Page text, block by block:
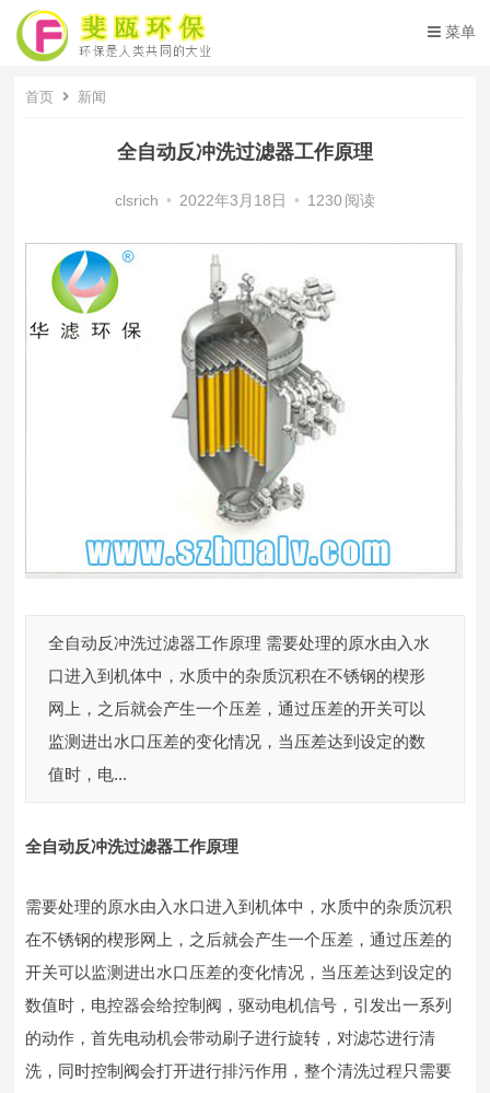
菜单
首页 新闻
全自动反冲洗过滤器工作原理
clsrich • 2022年3月18日 • 1230 阅读
全自动反冲洗过滤器工作原理 需要处理的原水由入水
口进入到机体中，水质中的杂质沉积在不锈钢的楔形
网上，之后就会产生一个压差，通过压差的开关可以
监测进出水口压差的变化情况，当压差达到设定的数
值时，电...
全自动反冲洗过滤器工作原理
需要处理的原水由入水口进入到机体中，水质中的杂质沉积
在不锈钢的楔形网上，之后就会产生一个压差，通过压差的
开关可以监测进出水口压差的变化情况，当压差达到设定的
数值时，电控器会给控制阀，驱动电机信号，引发出一系列
的动作，首先电动机会带动刷子进行旋转，对滤芯进行清
洗，同时控制阀会打开进行排污作用，整个清洗过程只需要